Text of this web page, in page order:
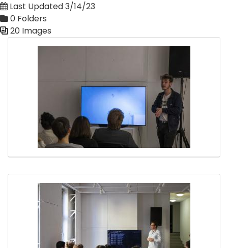
Last Updated 3/14/23
0 Folders
20 Images